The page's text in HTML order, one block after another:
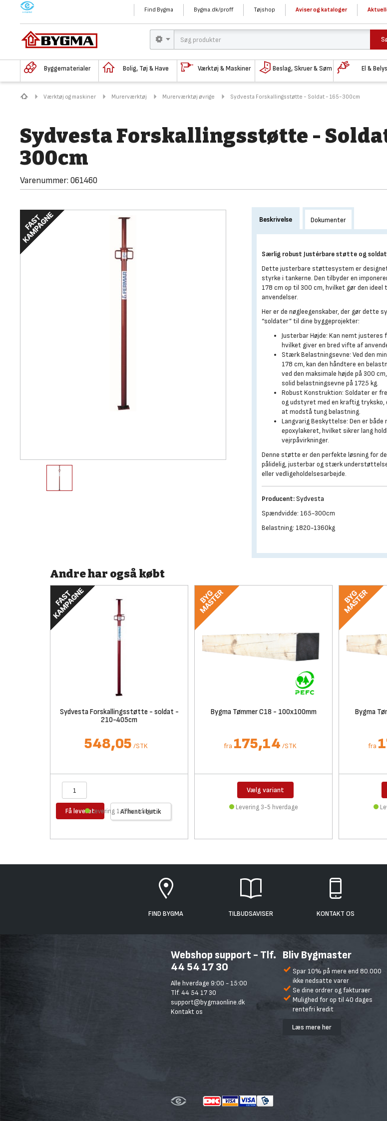
M Find Bygma Bygma.dk/proff Tøjshop Aviser og kataloger
Byggematerialer Bolig, Tøj & Have Værktøj & Maskiner Beslag, Skruer & Søm El &
Værktøj og maskiner Murerværktøj Murerværktøj øvrige Sydvesta Forskallingsstøtte - Soldat - 165-300cm
Sydvesta Forskallingsstøtte -
300cm
Varenummer: 061460
Beskrivelse Dokumenter
Særlig robust Justérbare støtte og
Dette justerbare støttesystem er
styrke i tankerne. Den tilbyder en
178 cm op til 300 cm, hvilket gør den
anvendelser.
Her er de nøgleegenskaber, der gør dette
“soldater” til dine byggeprojekter:
Justerbar Højde: Kan nemt justeres
hvilket giver en bred vifte af
Stærk Belastningsevne: Ved den
178 cm, kan den håndtere en
ved den maksimale højde på 300
solid belastningsevne på 1725 kg.
Robust Konstruktion: Soldater er
og udstyret med en kraftig
at modstå tung belastning.
Langvarig Beskyttelse: Den er
epoxylakeret, hvilket sikrer lang
vejrpåvirkninger.
Denne støtte er den perfekte løsning for
pålidelig, justerbar og stærk
eller vedligeholdelsesarbejde.
Producent: Sydvesta
Spændvidde: 165-300cm
Belastning: 1820-1360kg
Andre har også købt
Sydvesta Forskallingsstøtte - soldat -
210-405cm
548,05 /STK
Få leveret Afhent i butik
Levering 1-3 hverdage
Bygma Tømmer C18 - 100x100mm
fra 175,14 /STK
Vælg variant
Levering 3-5 hverdage
Bygma
fra
FIND BYGMA TILBUDSAVISER KONTAKT OS
Webshop support - Tlf.
44 54 17 30
Alle hverdage 9:00 - 15:00
Tlf. 44 54 17 30
support@bygmaonline.dk
Kontakt os
Bliv Bygmaster
Spar 10% på mere end 80.000
ikke nedsatte varer
Se dine ordrer og fakturaer
Mulighed for op til 40 dages
rentefri kredit
Læs mere her